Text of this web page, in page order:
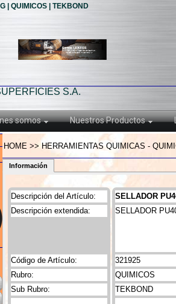
| QUIMICOS | TEKBOND
S.A.
somos Nuestros Productos
HOME >> HERRAMIENTAS QUIMICAS -
Información
Descripción del Artículo:
Código de Artículo:
Rubro:
Sub Rubro:
Descripción extendida:
SELLADOR
321925
QUIMICOS
TEKBOND
SELLADOR